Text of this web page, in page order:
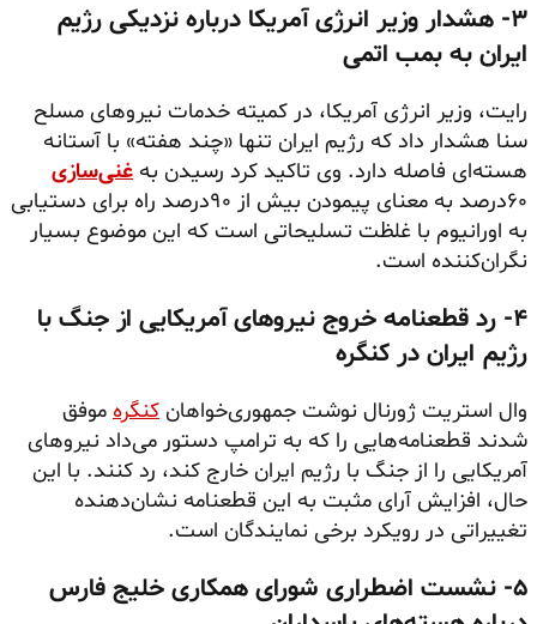
۳- هشدار وزیر انرژی آمریکا درباره نزدیکی رژیم
ایران به بمب اتمی
رایت، وزیر انرژی آمریکا، در کمیته خدمات نیروهای مسلح
سنا هشدار داد که رژیم ایران تنها «چند هفته» با آستانه
هسته‌ای فاصله دارد. وی تاکید کرد رسیدن به غنی‌سازی
۶۰درصد به معنای پیمودن بیش از ۹۰درصد راه برای دستیابی
به اورانیوم با غلظت تسلیحاتی است که این موضوع بسیار
نگران‌کننده است.
۴- رد قطعنامه خروج نیروهای آمریکایی از جنگ با
رژیم ایران در کنگره
وال استریت ژورنال نوشت جمهوری‌خواهان کنگره موفق
شدند قطعنامه‌هایی را که به ترامپ دستور می‌داد نیروهای
آمریکایی را از جنگ با رژیم ایران خارج کند، رد کنند. با این
حال، افزایش آرای مثبت به این قطعنامه نشان‌دهنده
تغییراتی در رویکرد برخی نمایندگان است.
۵- نشست اضطراری شورای همکاری خلیج فارس